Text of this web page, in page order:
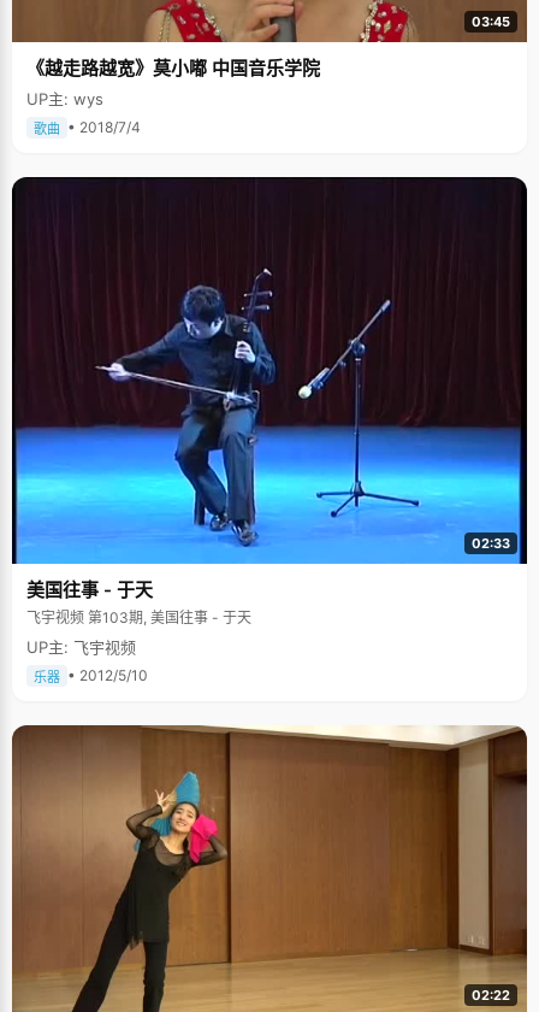
03:45
《越走路越宽》莫小嘟 中国音乐学院
UP主: wys
歌曲 • 2018/7/4
02:33
美国往事 - 于天
飞宇视频 第103期, 美国往事 - 于天
UP主: 飞宇视频
乐器 • 2012/5/10
02:22